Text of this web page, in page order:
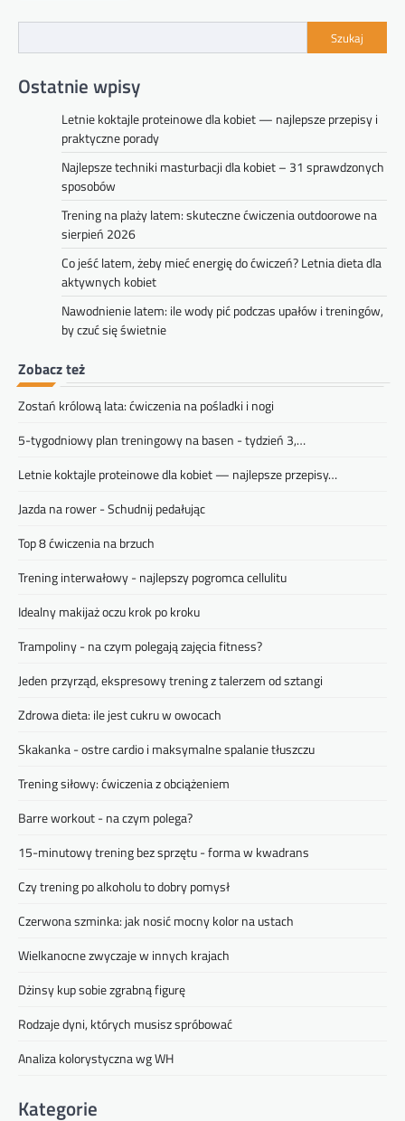
Szukaj
Ostatnie wpisy
Letnie koktajle proteinowe dla kobiet — najlepsze przepisy i
praktyczne porady
Najlepsze techniki masturbacji dla kobiet – 31 sprawdzonych
sposobów
Trening na plaży latem: skuteczne ćwiczenia outdoorowe na
sierpień 2026
Co jeść latem, żeby mieć energię do ćwiczeń? Letnia dieta dla
aktywnych kobiet
Nawodnienie latem: ile wody pić podczas upałów i treningów,
by czuć się świetnie
Zobacz też
Zostań królową lata: ćwiczenia na pośladki i nogi
5-tygodniowy plan treningowy na basen - tydzień 3,…
Letnie koktajle proteinowe dla kobiet — najlepsze przepisy…
Jazda na rower - Schudnij pedałując
Top 8 ćwiczenia na brzuch
Trening interwałowy - najlepszy pogromca cellulitu
Idealny makijaż oczu krok po kroku
Trampoliny - na czym polegają zajęcia fitness?
Jeden przyrząd, ekspresowy trening z talerzem od sztangi
Zdrowa dieta: ile jest cukru w owocach
Skakanka - ostre cardio i maksymalne spalanie tłuszczu
Trening siłowy: ćwiczenia z obciążeniem
Barre workout - na czym polega?
15-minutowy trening bez sprzętu - forma w kwadrans
Czy trening po alkoholu to dobry pomysł
Czerwona szminka: jak nosić mocny kolor na ustach
Wielkanocne zwyczaje w innych krajach
Dżinsy kup sobie zgrabną figurę
Rodzaje dyni, których musisz spróbować
Analiza kolorystyczna wg WH
Kategorie